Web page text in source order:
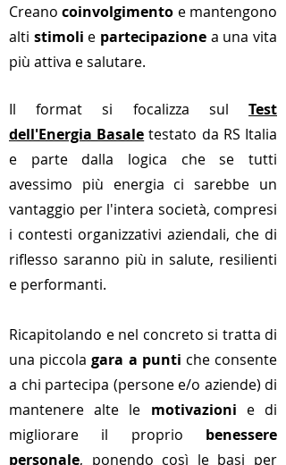
Creanocoinvolgimento e mantengono
alti stimoli e partecipazione a una vita
più attiva e salutare.
Il format si focalizza sul Test
dell'Energia Basale testato da RS Italia
e parte dalla logica che se tutti
avessimo più energia ci sarebbe un
vantaggio per l'intera società, compresi
i contesti organizzativi aziendali, che di
riflesso saranno più in salute, resilienti
e performanti.
Ricapitolando e nel concreto si tratta di
una piccolagara a punti che consente
a chi partecipa (persone e/o aziende) di
mantenere alte le motivazioni e di
migliorare il proprio benessere
personale, ponendo così le basi per